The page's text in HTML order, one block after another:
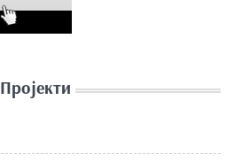
Пројекти